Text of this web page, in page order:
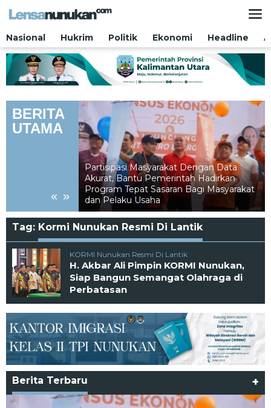
Nasional
Hukrim Politik Ekonomi Headline
BERITA
UTAMA
« »
Partisipasi Masyarakat Dengan Data
Akurat, Bantu Pemerintah Hadirkan
Program Tepat Sasaran Bagi Masyarakat
dan Pelaku Usaha
Tag: Kormi Nunukan Resmi Di Lantik
KORMI Nunukan Resmi Di Lantik
H. Akbar Ali Pimpin KORMI Nunukan,
Siap Bangun Semangat Olahraga di
Perbatasan
Berita Terbaru +